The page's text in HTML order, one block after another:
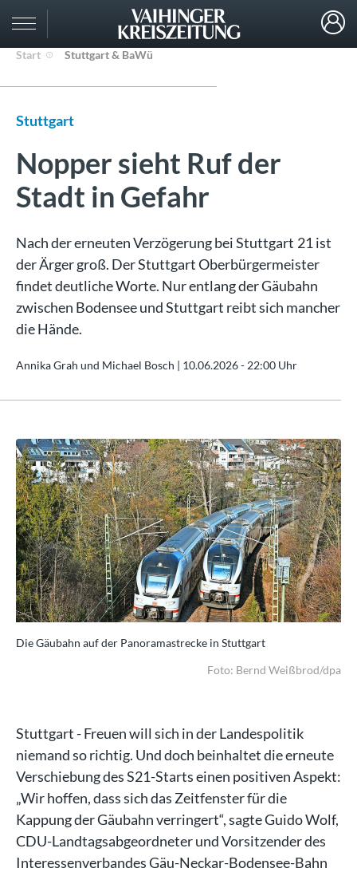
Start Stuttgart & BaWü
Stuttgart
Nopper sieht Ruf der
Stadt in Gefahr
Nach der erneuten Verzögerung bei Stuttgart 21 ist
der Ärger groß. Der Stuttgart Oberbürgermeister
findet deutliche Worte. Nur entlang der Gäubahn
zwischen Bodensee und Stuttgart reibt sich mancher
die Hände.
Annika Grah und Michael Bosch | 10.06.2026 - 22:00 Uhr
Die Gäubahn auf der Panoramastrecke in Stuttgart
Foto: Bernd Weißbrod/dpa
Stuttgart - Freuen will sich in der Landespolitik
niemand so richtig. Und doch beinhaltet die erneute
Verschiebung des S21-Starts einen positiven Aspekt:
„Wir hoffen, dass sich das Zeitfenster für die
Kappung der Gäubahn verringert“, sagte Guido Wolf,
CDU-Landtagsabgeordneter und Vorsitzender des
Interessenverbandes Gäu-Neckar-Bodensee-Bahn